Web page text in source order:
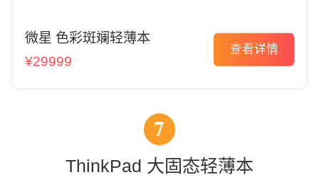
微星 色彩斑斓轻薄本
¥29999
查看详情
7
ThinkPad 大固态轻薄本